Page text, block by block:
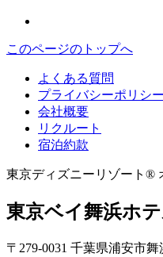
このページのトップへ
よくある質問
プライバシーポリシー
会社概要
リクルート
宿泊約款
東京ディズニーリゾート®
東京ベイ舞浜ホ
〒279-0031 千葉県浦安市